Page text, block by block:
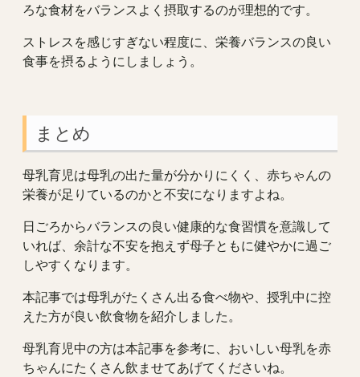
ろな食材をバランスよく摂取するのが理想的です。
ストレスを感じすぎない程度に、栄養バランスの良い
食事を摂るようにしましょう。
まとめ
母乳育児は母乳の出た量が分かりにくく、赤ちゃんの
栄養が足りているのかと不安になりますよね。
日ごろからバランスの良い健康的な食習慣を意識して
いれば、余計な不安を抱えず母子ともに健やかに過ご
しやすくなります。
本記事では母乳がたくさん出る食べ物や、授乳中に控
えた方が良い飲食物を紹介しました。
母乳育児中の方は本記事を参考に、おいしい母乳を赤
ちゃんにたくさん飲ませてあげてくださいね。